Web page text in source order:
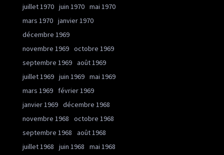
juillet 1970 juin 1970 mai 1970
mars 1970 janvier 1970
décembre 1969
novembre 1969 octobre 1969
septembre 1969 août 1969
juillet 1969 juin 1969 mai 1969
mars 1969
février 1969
janvier 1969 décembre 1968
novembre 1968
octobre 1968
septembre 1968
août 1968
juillet 1968
juin 1968
mai 1968